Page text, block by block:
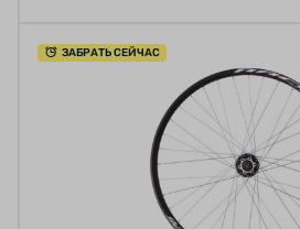
ЗАБРАТЬ СЕЙЧАС